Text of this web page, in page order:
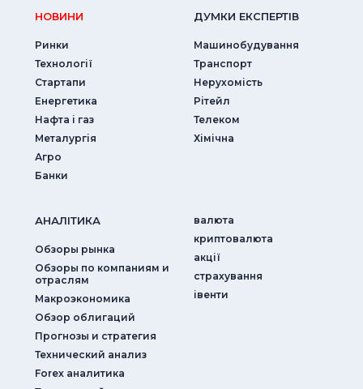
НОВИНИ
Ринки
Технології
Стартапи
Енергетика
Нафта і газ
Металургія
Агро
Банки
ДУМКИ ЕКСПЕРТIВ
Машинобудування
Транспорт
Нерухомість
Рітейл
Телеком
Хімічна
АНАЛIТИКА
Обзоры рынка
Обзоры по компаниям и
отраслям
Макроэкономика
Обзор облигаций
Прогнозы и стратегия
Технический анализ
Forex аналитика
валюта
криптовалюта
акції
страхування
iвенти